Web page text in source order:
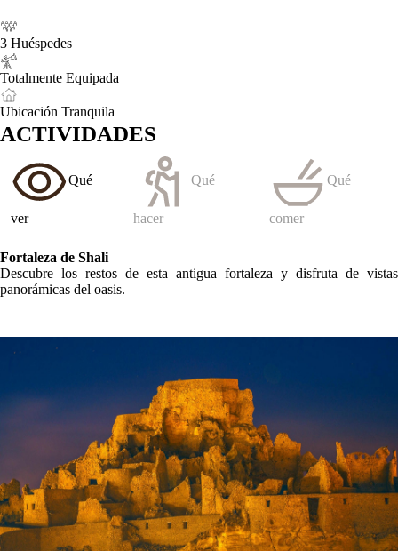
3 Huéspedes
Totalmente Equipada
Ubicación Tranquila
ACTIVIDADES
Qué
ver
Qué
hacer
Qué
comer
Fortaleza de Shali
Descubre los restos de esta antigua fortaleza y disfruta de vistas
panorámicas del oasis.